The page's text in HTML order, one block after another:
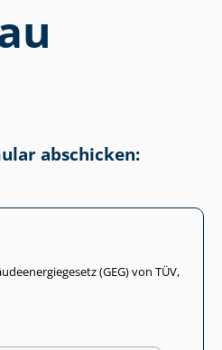
abschicken:
(GEG) von TÜV,